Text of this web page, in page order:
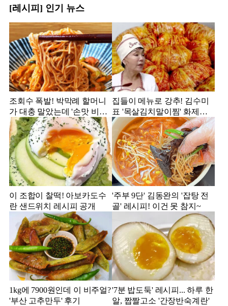
[레시피] 인기 뉴스
조회수 폭발! 박막례 할머니
가 대충 말았는데 '손맛 비빔
국수'
집들이 메뉴로 강추! 김수미
표 '목살김치말이찜' 화제의
레시피
이 조합이 찰떡! 아보카도수
란 샌드위치 레시피 공개
'주부 9단' 김동완의 '잡탕 전
골' 레시피! 이건 못 참지~
1kg에 7900원인데 이 비주얼?
'부산 고추만두' 후기
'7분 밥도둑' 레시피... 하루 한
알, 짭짤고소 '간장반숙계란'